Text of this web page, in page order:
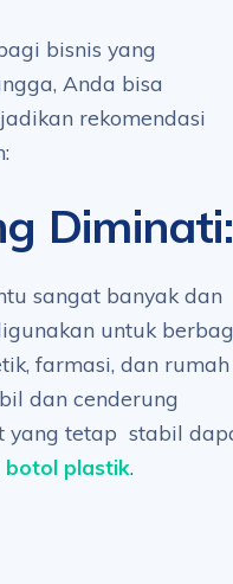
bisnis yang
Anda bisa
rekomendasi
Diminati:
sangat banyak dan
untuk
farmasi, dan rumah
dan cenderung
yang tetap stabil
botol plastik.